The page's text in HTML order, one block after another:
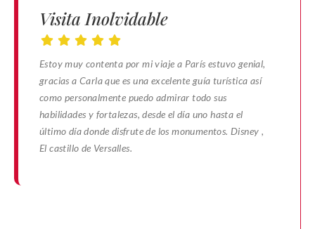
Visita Inolvidable
Estoy muy contenta por mi viaje a París estuvo genial,
gracias a Carla que es una excelente guía turística así
como personalmente puedo admirar todo sus
habilidades y fortalezas, desde el día uno hasta el
último día donde disfrute de los monumentos. Disney ,
El castillo de Versalles.